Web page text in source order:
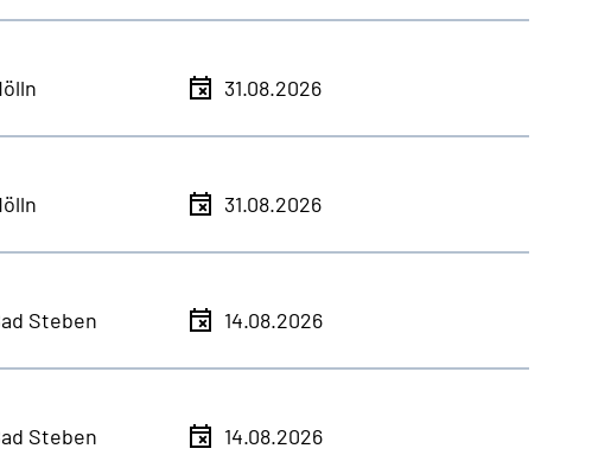
31.08.2026
31.08.2026
Steben 14.08.2026
Steben 14.08.2026